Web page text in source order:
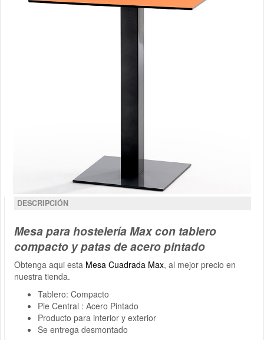
DESCRIPCIÓN
Mesa para hostelería Max con tablero
compacto y patas de acero pintado
Obtenga aqui esta Mesa Cuadrada Max, al mejor precio en
nuestra tienda.
Tablero: Compacto
Pie Central : Acero Pintado
Producto para interior y exterior
Se entrega desmontado